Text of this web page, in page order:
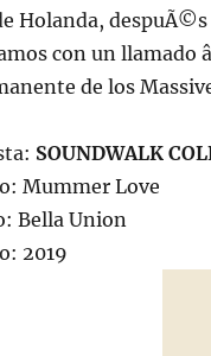
Holanda,
con un llamado
de los
SOUNDWALK
Mummer Love
Bella Union
2019